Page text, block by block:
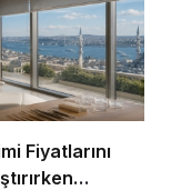
Fiyatlarını